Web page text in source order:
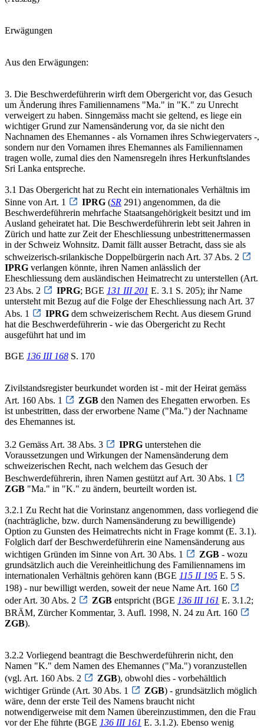
Erwägungen
Aus den Erwägungen:
3. Die Beschwerdeführerin wirft dem Obergericht vor, das Gesuch
um Änderung ihres Familiennamens "Ma." in "K." zu Unrecht
verweigert zu haben. Sinngemäss macht sie geltend, es liege ein
wichtiger Grund zur Namensänderung vor, da sie nicht den
Nachnamen des Ehemannes - als Vornamen ihres Schwiegervaters -,
sondern nur den Vornamen ihres Ehemannes als Familiennamen
tragen wolle, zumal dies den Namensregeln ihres Herkunftslandes
Sri Lanka entspreche.
3.1 Das Obergericht hat zu Recht ein internationales Verhältnis im
Sinne von Art. 1
IPRG (SR 291) angenommen, da die
Beschwerdeführerin mehrfache Staatsangehörigkeit besitzt und im
Ausland geheiratet hat. Die Beschwerdeführerin lebt seit Jahren in
Zürich und hatte zur Zeit der Eheschliessung unbestrittenermassen
in der Schweiz Wohnsitz. Damit fällt ausser Betracht, dass sie als
schweizerisch-srilankische Doppelbürgerin nach Art. 37 Abs. 2
IPRG verlangen könnte, ihren Namen anlässlich der
Eheschliessung dem ausländischen Heimatrecht zu unterstellen (Art.
23 Abs. 2
IPRG; BGE 131 III 201 E. 3.1 S. 205); ihr Name
untersteht mit Bezug auf die Folge der Eheschliessung nach Art. 37
Abs. 1
IPRG dem schweizerischem Recht. Aus diesem Grund
hat die Beschwerdeführerin - wie das Obergericht zu Recht
ausgeführt hat und im
BGE 136 III 168 S. 170
Zivilstandsregister beurkundet worden ist - mit der Heirat gemäss
Art. 160 Abs. 1
ZGB den Namen des Ehegatten erworben. Es
ist unbestritten, dass der erworbene Name ("Ma.") der Nachname
des Ehemannes ist.
3.2 Gemäss Art. 38 Abs. 3 IPRG unterstehen die
Voraussetzungen und Wirkungen der Namensänderung dem
schweizerischen Recht, nach welchem das Gesuch der
Beschwerdeführerin, ihren Namen gestützt auf Art. 30 Abs. 1
ZGB "Ma." in "K." zu ändern, beurteilt worden ist.
3.2.1 Zu Recht hat die Vorinstanz angenommen, dass vorliegend die
(nachträgliche, bzw. durch Namensänderung zu bewilligende)
Option zu Gunsten des Heimatrechts nicht in Frage kommt (E. 3.1).
Folglich darf der Beschwerdeführerin eine Namensänderung aus
wichtigen Gründen im Sinne von Art. 30 Abs. 1
ZGB - wozu
grundsätzlich auch die Vereinheitlichung des Familiennamens im
internationalen Verhältnis gehören kann (BGE 115 II 195 E. 5 S.
198) - nur bewilligt werden, soweit der neue Name Art. 160
oder Art. 30 Abs. 2
ZGB entspricht (BGE 136 III 161 E. 3.1.2;
BRÄM, Zürcher Kommentar, 3. Aufl. 1998, N. 24 zu Art. 160
ZGB).
3.2.2 Vorliegend beantragt die Beschwerdeführerin nicht, den
Namen "K." dem Namen des Ehemannes ("Ma.") voranzustellen
(vgl. Art. 160 Abs. 2
ZGB), obwohl dies - vorbehältlich
wichtiger Gründe (Art. 30 Abs. 1
ZGB) - grundsätzlich möglich
wäre, denn der erste Teil des Namens braucht nicht
notwendigerweise mit dem Namen übereinzustimmen, den die Frau
vor der Ehe führte (BGE 136 III 161 E. 3.1.2). Ebenso wenig